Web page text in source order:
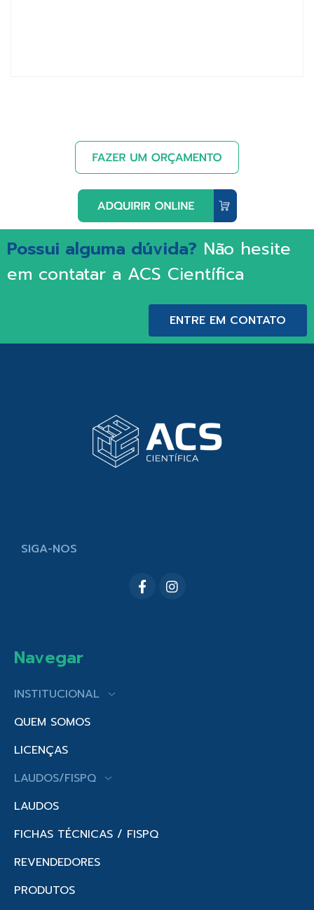
Possui alguma dúvida? Não hesite
em contatar a ACS Científica
ENTRE EM CONTATO
SIGA-NOS
Navegar
INSTITUCIONAL
QUEM SOMOS
LICENÇAS
LAUDOS/FISPQ
LAUDOS
FICHAS TÉCNICAS / FISPQ
REVENDEDORES
PRODUTOS